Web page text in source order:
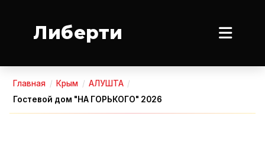
Либерти
Главная / Крым / АЛУШТА /
Гостевой дом "НА ГОРЬКОГО" 2026